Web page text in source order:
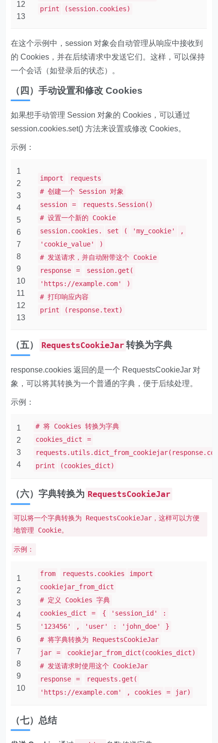
12
13
print
(session.cookies)
在这个示例中，session 对象会自动管理从响应中接收到
的 Cookies，并在后续请求中发送它们。这样，可以保持
一个会话（如登录后的状态）。
（四）手动设置和修改 Cookies
如果想手动管理 Session 对象的 Cookies，可以通过
session.cookies.set() 方法来设置或修改 Cookies。
示例：
1
2
3
4
5
6
7
8
9
10
11
12
13
import
requests
# 创建一个 Session 对象
session
=
requests.Session()
# 设置一个新的 Cookie
session.cookies.
set ( 'my_cookie'
,
'cookie_value'
)
# 发送请求，并自动附带这个 Cookie
response
=
session.get(
'https://example.com'
)
# 打印响应内容
print
(response.text)
（五） RequestsCookieJar 转换为字典
response.cookies 返回的是一个 RequestsCookieJar 对
象，可以将其转换为一个普通的字典，便于后续处理。
示例：
1
2
3
4
# 将 Cookies 转换为字典
cookies_dict
=
print
(cookies_dict)
（六）字典转换为 RequestsCookieJar
可以将一个字典转换为 RequestsCookieJar，这样可以方便
地管理 Cookie。
示例：
1
2
3
4
5
6
7
8
9
10
from requests.cookies
import
cookiejar_from_dict
# 定义 Cookies 字典
cookies_dict
= { 'session_id'
:
'123456'
, 'user' : 'john_doe'
}
# 将字典转换为 RequestsCookieJar
jar
=
cookiejar_from_dict(cookies_dict)
# 发送请求时使用这个 CookieJar
response
=
requests.get(
'https://example.com'
, cookies = jar)
（七）总结